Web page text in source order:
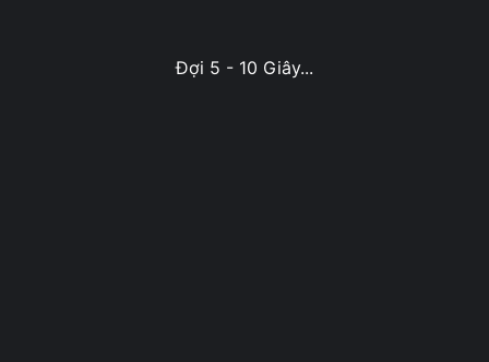
Đợi 5 - 10 Giây...